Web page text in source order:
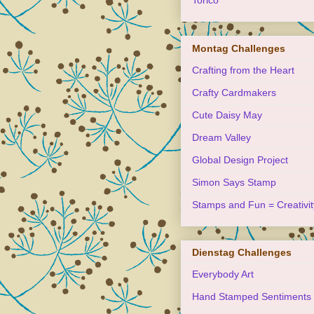
Montag Challenges
Crafting from the Heart
Crafty Cardmakers
Cute Daisy May
Dream Valley
Global Design Project
Simon Says Stamp
Stamps and Fun =
Dienstag Challenges
Everybody Art
Hand Stamped Sentiments